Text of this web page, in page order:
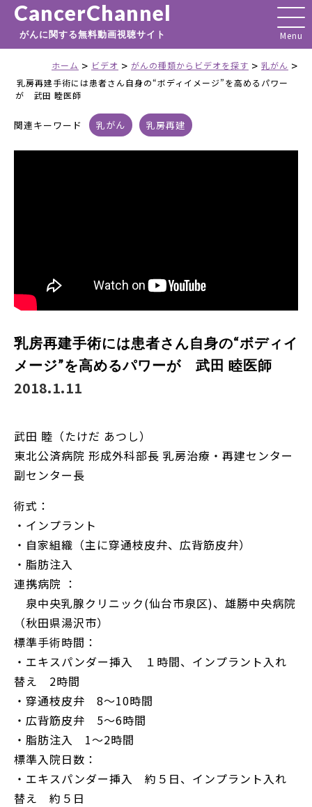
CancerChannel
がんに関する無料動画視聴サイト
ホーム > ビデオ > がんの種類からビデオを探す > 乳がん >
乳房再建手術には患者さん自身の“ボディイメージ”を高めるパワー
が 武田 睦医師
関連キーワード 乳がん 乳房再建
乳房再建手術には患者さん自身の“ボディイ
メージ”を高めるパワーが 武田 睦医師
2018.1.11
武田 睦（たけだ あつし）
東北公済病院 形成外科部長 乳房治療・再建センター
副センター長
術式：
・インプラント
・自家組織（主に穿通枝皮弁、広背筋皮弁）
・脂肪注入
連携病院 ：
泉中央乳腺クリニック(仙台市泉区)、雄勝中央病院
（秋田県湯沢市）
標準手術時間：
・エキスパンダー挿入 １時間、インプラント入れ
替え 2時間
・穿通枝皮弁 8～10時間
・広背筋皮弁 5～6時間
・脂肪注入 1〜2時間
標準入院日数：
・エキスパンダー挿入 約５日、インプラント入れ
替え 約５日